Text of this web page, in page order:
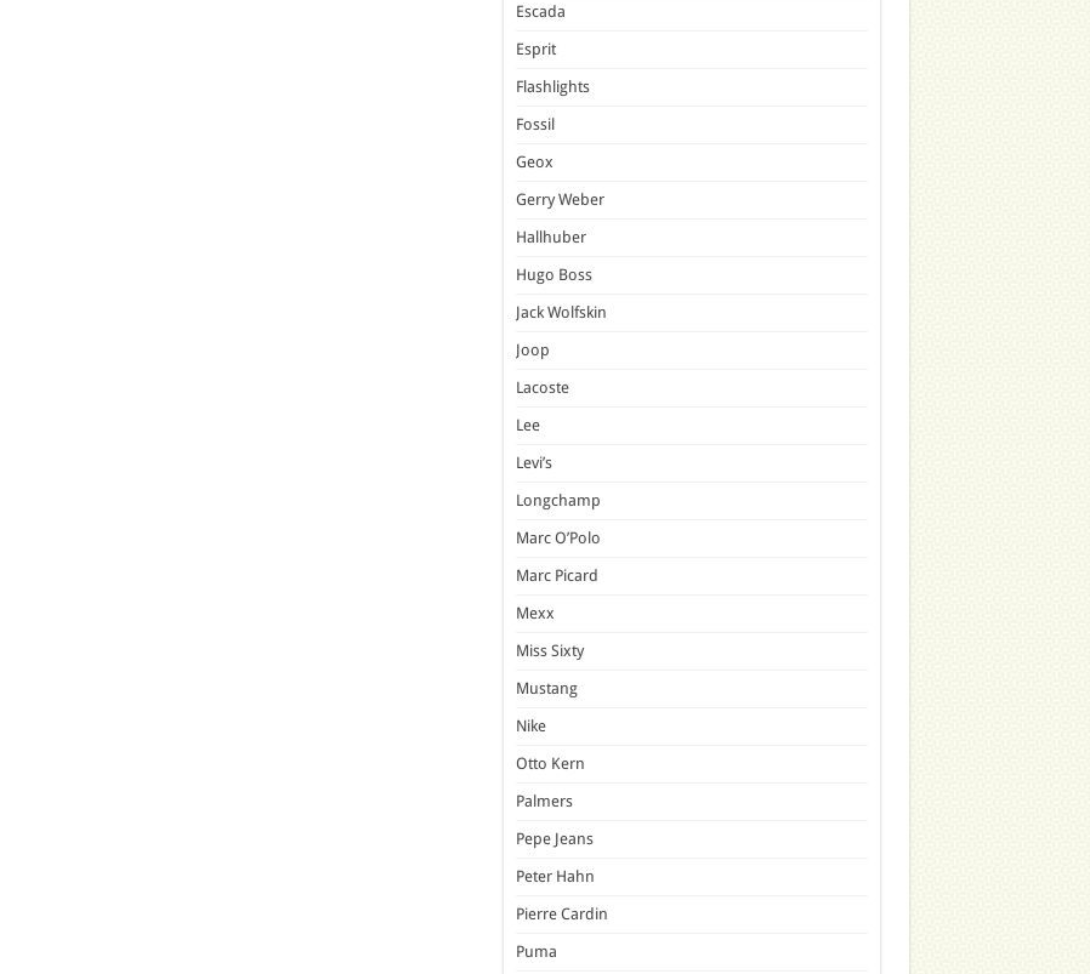
Escada
Esprit
Flashlights
Fossil
Geox
Gerry Weber
Hallhuber
Hugo Boss
Jack Wolfskin
Joop
Lacoste
Lee
Levi’s
Longchamp
Marc O’Polo
Marc Picard
Mexx
Miss Sixty
Mustang
Nike
Otto Kern
Palmers
Pepe Jeans
Peter Hahn
Pierre Cardin
Puma